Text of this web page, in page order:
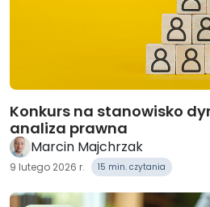
Konkurs na stanowisko
analiza prawna
Marcin Majchrzak
9 lutego 2026 r. 15 min. czytania